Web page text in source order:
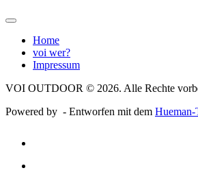
Home
voi wer?
Impressum
VOI OUTDOOR © 2026. Alle Rechte
Powered by - Entworfen mit dem Hueman-